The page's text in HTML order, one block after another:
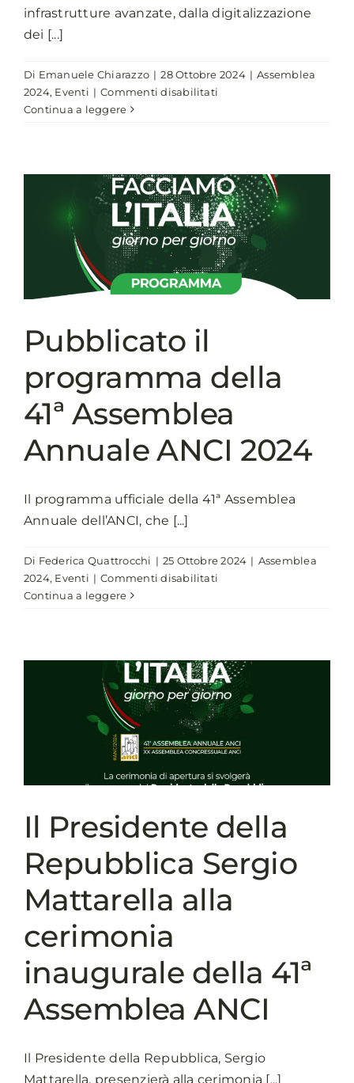
infrastrutture avanzate, dalla digitalizzazione
dei [...]
Di Emanuele Chiarazzo | 28 Ottobre 2024 | Assemblea
2024, Eventi | Commenti disabilitati
latere
dell’Assemblea
ANCI
2024
Continua a leggere
Pubblicato il
programma della
41ª Assemblea
Annuale ANCI 2024
Il programma ufficiale della 41ª Assemblea
Annuale dell’ANCI, che [...]
Di Federica Quattrocchi | 25 Ottobre 2024 | Assemblea
2024, Eventi | Commenti disabilitati
41ª
Assemblea
Annuale
ANCI
Continua a leggere
Il Presidente della
Repubblica Sergio
Mattarella alla
cerimonia
inaugurale della 41ª
Assemblea ANCI
Il Presidente della Repubblica, Sergio
Mattarella, presenzierà alla cerimonia [...]